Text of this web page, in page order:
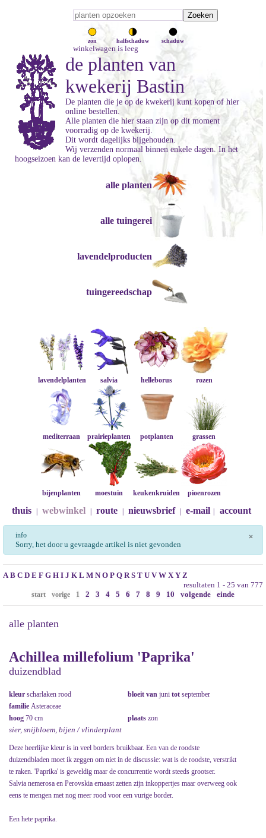
zon halfschaduw schaduw
winkelwagen is leeg
de planten van
kwekerij Bastin
De planten die je op de kwekerij kunt kopen of hier
online bestellen.
Alle planten die hier staan zijn op dit moment
voorradig op de kwekerij.
Dit wordt dagelijks bijgehouden.
Wij verzenden normaal binnen enkele dagen. In het
hoogseizoen kan de levertijd oplopen.
alle planten
alle tuingerei
lavendelproducten
tuingereedschap
lavendelplanten salvia helleborus rozen
mediterraan prairieplanten potplanten grassen
bijenplanten moestuin keukenkruiden pioenrozen
thuis webwinkel route nieuwsbrief e-mail account
×
info
Sorry, het door u gevraagde artikel is niet gevonden
A B C D E F G H I J K L M N O P Q R S T U V W X Y Z
resultaten 1 - 25 van 777
start vorige 1 2 3 4 5 6 7 8 9 10 volgende einde
alle planten
Achillea millefolium 'Paprika'
duizendblad
kleur scharlaken rood bloeit van juni tot september
familie Asteraceae
hoog 70 cm plaats zon
sier, snijbloem, bijen / vlinderplant
Deze heerlijke kleur is in veel borders bruikbaar. Een van de roodste
duizendbladen moet ik zeggen om niet in de discussie: wat is de roodste, verstrikt
te raken. 'Paprika' is geweldig maar de concurrentie wordt steeds grootser.
Salvia nemerosa en Perovskia ernaast zetten zijn inkoppertjes maar overweeg ook
eens te mengen met nog meer rood voor een vurige border.
Een hete paprika.